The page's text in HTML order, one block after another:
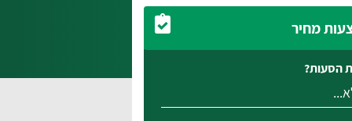
הסעות?